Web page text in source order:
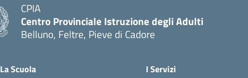
CPIA
Centro Provinciale Istruzione degli Adulti
Belluno, Feltre, Pieve di Cadore
La Scuola I Servizi